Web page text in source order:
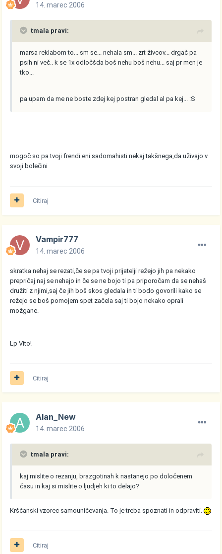
14. marec 2006
tmala pravi:
marsa reklabom to... sm se... nehala sm... zrt živcov... drgač pa
psih ni več.. k se 1x odločšda boš nehu boš nehu... saj pr men je
tko...
pa upam da me ne boste zdej kej postran gledal al pa kej... :S
mogoč so pa tvoji frendi eni sadomahisti nekaj takšnega,da uživajo v
svoji bolečini
Citiraj
Vampir777
14. marec 2006
skratka nehaj se rezati,če se pa tvoji prijatelji režejo jih pa nekako
prepričaj naj se nehajo in če se ne bojo ti pa priporočam da se nehaš
družiti z njimi,saj če jih boš skos gledala in ti bodo govorili kako se
režejo se boš pomojem spet začela saj ti bojo nekako oprali
možgane.
Lp Vito!
Citiraj
Alan_New
14. marec 2006
tmala pravi:
kaj mislite o rezanju, brazgotinah k nastanejo po določenem
času in kaj si mislite o ljudjeh ki to delajo?
Krščanski vzorec samouničevanja. To je treba spoznati in odpraviti.
Citiraj